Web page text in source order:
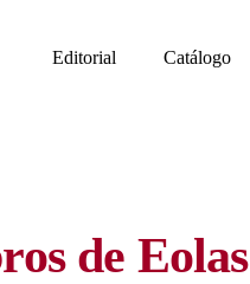
Editorial Catálogo
de Eolas